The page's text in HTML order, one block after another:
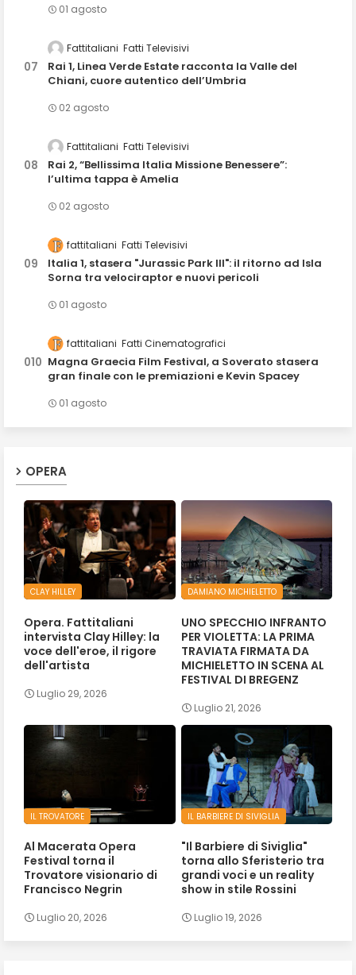
01 agosto
Fattitaliani Fatti Televisivi
Rai 1, Linea Verde Estate racconta la Valle del
Chiani, cuore autentico dell’Umbria
02 agosto
Fattitaliani Fatti Televisivi
Rai 2, “Bellissima Italia Missione Benessere”:
l’ultima tappa è Amelia
02 agosto
fattitaliani Fatti Televisivi
Italia 1, stasera "Jurassic Park III": il ritorno ad Isla
Sorna tra velociraptor e nuovi pericoli
01 agosto
fattitaliani Fatti Cinematografici
Magna Graecia Film Festival, a Soverato stasera
gran finale con le premiazioni e Kevin Spacey
01 agosto
OPERA
CLAY HILLEY
Opera. Fattitaliani
intervista Clay Hilley: la
voce dell'eroe, il rigore
dell'artista
Luglio 29, 2026
DAMIANO MICHIELETTO
UNO SPECCHIO INFRANTO
PER VIOLETTA: LA PRIMA
TRAVIATA FIRMATA DA
MICHIELETTO IN SCENA AL
FESTIVAL DI BREGENZ
Luglio 21, 2026
IL TROVATORE
Al Macerata Opera
Festival torna il
Trovatore visionario di
Francisco Negrin
Luglio 20, 2026
IL BARBIERE DI SIVIGLIA
"Il Barbiere di Siviglia"
torna allo Sferisterio tra
grandi voci e un reality
show in stile Rossini
Luglio 19, 2026